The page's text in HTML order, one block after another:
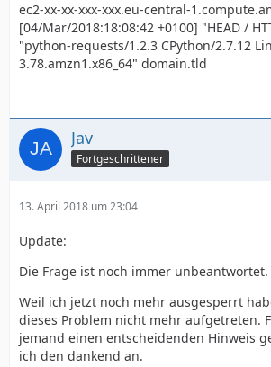
ec2-xx-xx-xxx-xxx.eu-central-
[04/Mar/2018:18:08:42 +0100] "HEAD /
"python-requests/1.2.3 CPython/2.7.12
3.78.amzn1.x86_64" domain.tld
Jav
Fortgeschrittener
13. April 2018 um 23:04
Update:
Die Frage ist noch immer unbeantwortet.
Weil ich jetzt noch mehr ausgesperrt
dieses Problem nicht mehr aufgetreten.
jemand einen entscheidenden Hinweis
ich den dankend an.